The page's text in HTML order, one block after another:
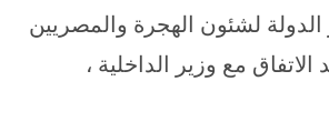
لشئون الهجرة والمصريين
مع وزير الداخلية ،